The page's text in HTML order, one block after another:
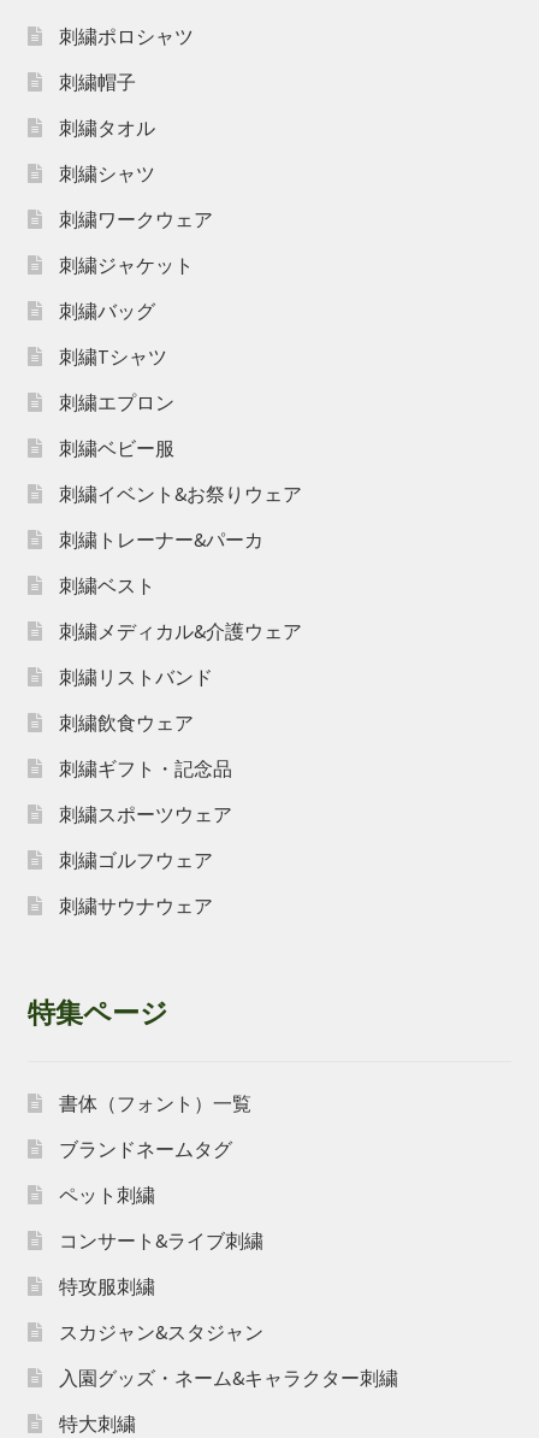
刺繍ポロシャツ
刺繍帽子
刺繍タオル
刺繍シャツ
刺繍ワークウェア
刺繍ジャケット
刺繍バッグ
刺繍Tシャツ
刺繍エプロン
刺繍ベビー服
刺繍イベント&お祭りウェア
刺繍トレーナー&パーカ
刺繍ベスト
刺繍メディカル&介護ウェア
刺繍リストバンド
刺繍飲食ウェア
刺繍ギフト・記念品
刺繍スポーツウェア
刺繍ゴルフウェア
刺繍サウナウェア
特集ページ
書体（フォント）一覧
ブランドネームタグ
ペット刺繍
コンサート&ライブ刺繍
特攻服刺繍
スカジャン&スタジャン
入園グッズ・ネーム&キャラクター刺繍
特大刺繍